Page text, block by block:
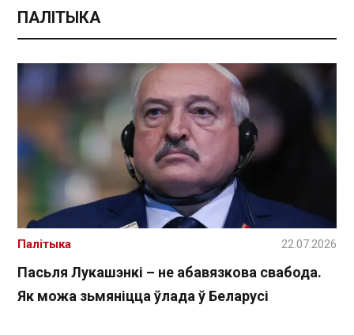
ПАЛІТЫКА
Пасьля Лукашэнкі – не абавязкова свабода.
Як можа зьмяніцца ўлада ў Беларусі
Палітыка 22.07.2026